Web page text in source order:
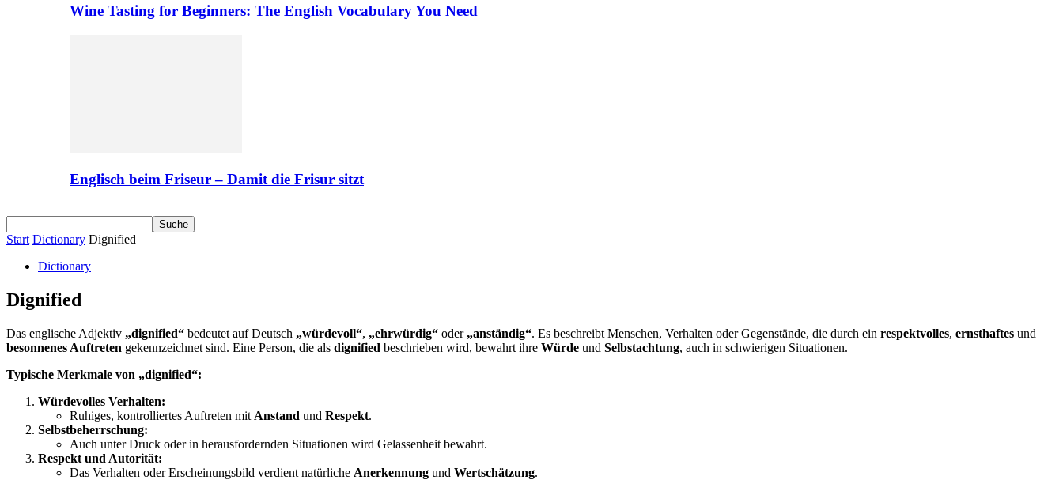
Wine Tasting for Beginners: The English Vocabulary You Need
Englisch beim Friseur – Damit die Frisur sitzt
Start Dictionary Dignified
Dictionary
Dignified
Das englische Adjektiv „dignified“ bedeutet auf Deutsch „würdevoll“, „ehrwürdig“ oder „anständig“. Es beschreibt Menschen, Verhalten oder Gegenstände, die durch ein respektvolles, ernsthaftes und
besonnenes Auftreten gekennzeichnet sind. Eine Person, die als dignified beschrieben wird, bewahrt ihre Würde und Selbstachtung, auch in schwierigen Situationen.
Typische Merkmale von „dignified“:
Würdevolles Verhalten:
Ruhiges, kontrolliertes Auftreten mit Anstand und Respekt.
Selbstbeherrschung:
Auch unter Druck oder in herausfordernden Situationen wird Gelassenheit bewahrt.
Respekt und Autorität:
Das Verhalten oder Erscheinungsbild verdient natürliche Anerkennung und Wertschätzung.